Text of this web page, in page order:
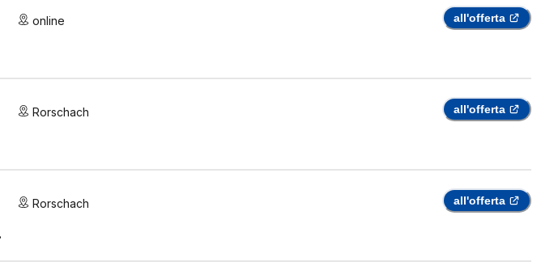
online all'offerta
Rorschach all'offerta
Rorschach all'offerta